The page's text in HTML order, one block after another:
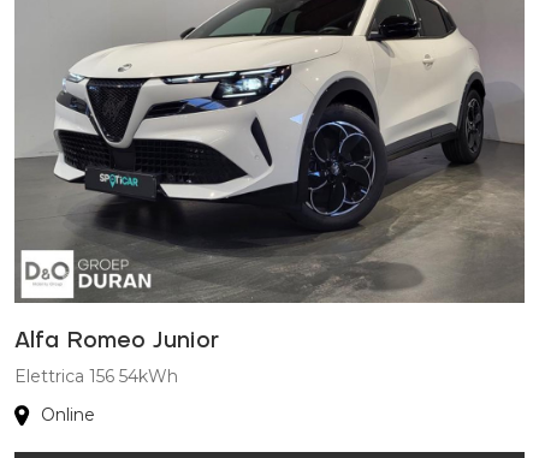
Alfa Romeo Junior
Elettrica 156 54kWh
Online